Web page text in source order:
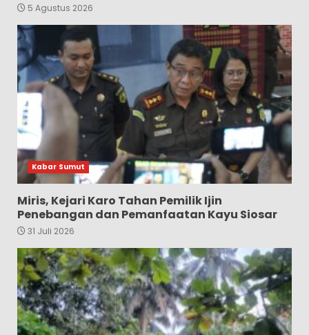
5 Agustus 2026
Kabar Sumut
Miris, Kejari Karo Tahan Pemilik Ijin
Penebangan dan Pemanfaatan Kayu Siosar
31 Juli 2026